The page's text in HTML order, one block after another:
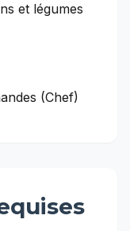
et légumes
(Chef)